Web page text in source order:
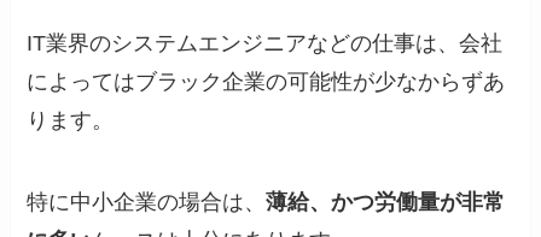
IT業界のシステムエンジニアなどの仕事は、会社
によってはブラック企業の可能性が少なからずあ
ります。
特に中小企業の場合は、薄給、かつ労働量が非常